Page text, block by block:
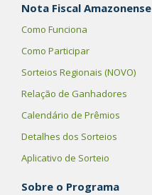
Nota Fiscal Amazonense
Como Funciona
Como Participar
Sorteios Regionais (NOVO)
Relação de Ganhadores
Calendário de Prêmios
Detalhes dos Sorteios
Aplicativo de Sorteio
Sobre o Programa